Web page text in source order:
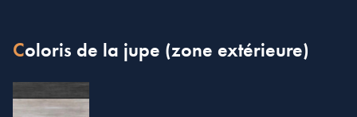
Coloris de la jupe (zone extérieure)